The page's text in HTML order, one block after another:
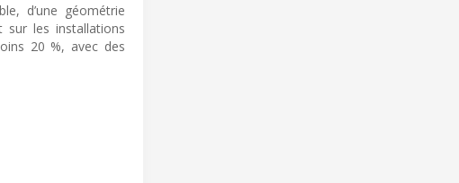
d’une géométrie
les installations
20 %, avec des